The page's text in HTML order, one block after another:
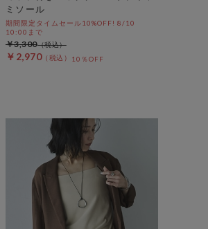
ミソール
期間限定タイムセール10%OFF! 8/10
10:00まで
￥2,970 10％OFF
￥3,300